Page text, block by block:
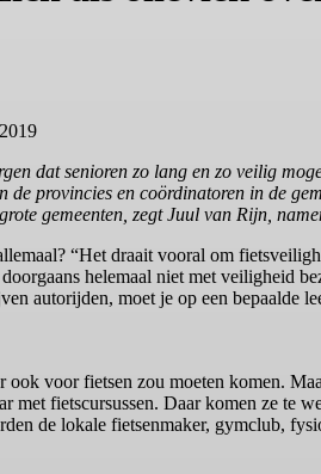
dat senioren zo lang en zo veilig
provincies en coördinatoren in de
gemeenten, zegt Juul van Rijn,
“Het draait vooral om
helemaal niet met veiligheid
autorijden, moet je op een bepaalde
voor fietsen zou moeten komen.
fietscursussen. Daar komen ze te
de lokale fietsenmaker, gymclub,